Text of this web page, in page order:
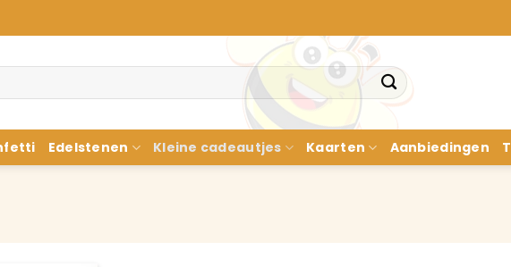
Edelstenen Kleine cadeautjes Kaarten Aanbiedingen